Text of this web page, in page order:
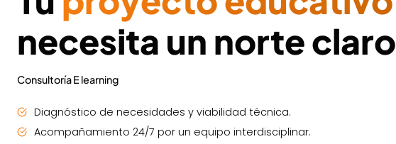
necesita un norte claro
Consultoría E learning
Diagnóstico de necesidades y viabilidad técnica.
Acompañamiento 24/7 por un equipo interdisciplinar.